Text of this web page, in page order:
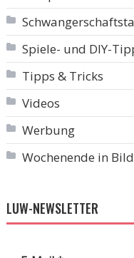
Spiele- und DIY-
Tipps & Tricks
Videos
Werbung
Wochenende in
LUW-NEWSLETTER